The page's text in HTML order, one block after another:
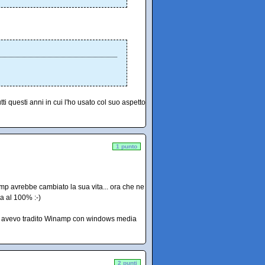
questi anni in cui l'ho usato col suo aspetto
1 punto
avrebbe cambiato la sua vita... ora che ne
al 100% :-)
tradito Winamp con windows media
2 punti